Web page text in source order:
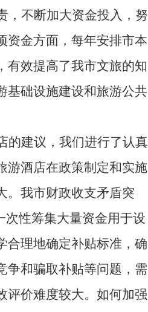
，不断加大资金投入，努
资金方面，每年安排市本
有效提高了我市文旅的知
基础设施建设和旅游公共
的建议，我们进行了认真
游酒店在政策制定和实施
。我市财政收支矛盾突
次性筹集大量资金用于设
合理地确定补贴标准，确
争和骗取补贴等问题，需
评价难度较大。如何加强